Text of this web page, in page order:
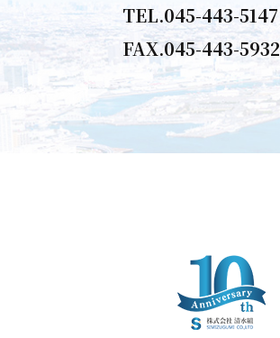
TEL.045-443-5147
FAX.045-443-5932